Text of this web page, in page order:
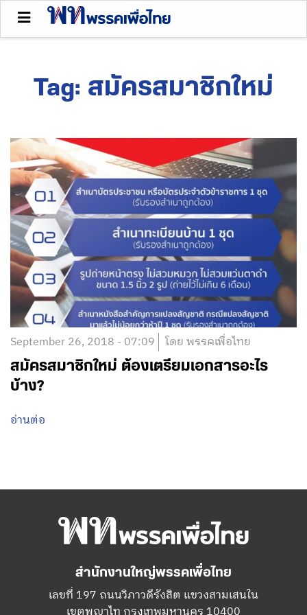
Tag: สมัครสมาชิกใหม่
September 26, 2018 - 07:09 โดย พรรคเพื่อไทย
สมัครสมาชิกใหม่ ต้องเตรียมเอกสารอะไร
บ้าง?
อ่านต่อ
สำนักงานใหญ่พรรคเพื่อไทย
เลขที่ 197 ถนนวิภาวดีรังสิต แขวงสามเสนใน